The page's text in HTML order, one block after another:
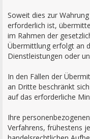
Soweit dies zur
erforderlich ist,
im Rahmen der
Übermittlung erfolgt an
Dienstleistungen oder
In den Fällen der
an Dritte beschränkt
auf das erforderliche
Ihre
Verfahrens, frühestens